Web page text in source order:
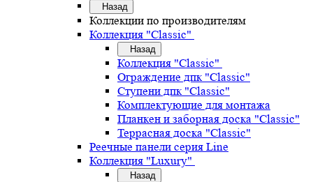
Назад
Коллекции по производителям
Коллекция "Classic"
Назад
Коллекция "Classic"
Ограждение дпк "Classic"
Ступени дпк "Classic"
Комплектующие для монтажа
Планкен и заборная доска "Classic"
Террасная доска "Classic"
Реечные панели серия Line
Коллекция "Luxury"
Назад